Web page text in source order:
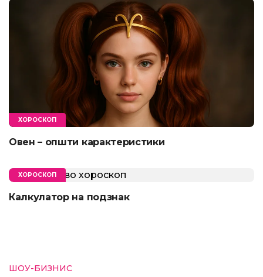
ХОРОСКОП
Овен – општи карактеристики
ХОРОСКОП
Калкулатор на подзнак
ШОУ-БИЗНИС